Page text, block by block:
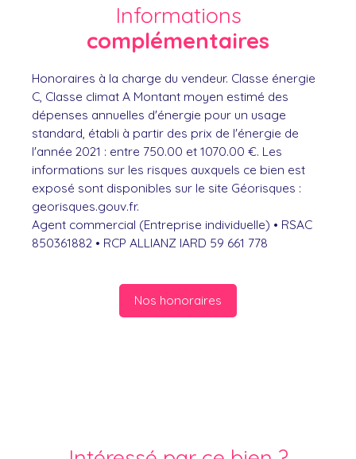
Informations
complémentaires
Honoraires à la charge du vendeur. Classe énergie
C, Classe climat A Montant moyen estimé des
dépenses annuelles d'énergie pour un usage
standard, établi à partir des prix de l'énergie de
l'année 2021 : entre 750.00 et 1070.00 €. Les
informations sur les risques auxquels ce bien est
exposé sont disponibles sur le site Géorisques :
georisques.gouv.fr.
Agent commercial (Entreprise individuelle) • RSAC
850361882 • RCP ALLIANZ IARD 59 661 778
Nos honoraires